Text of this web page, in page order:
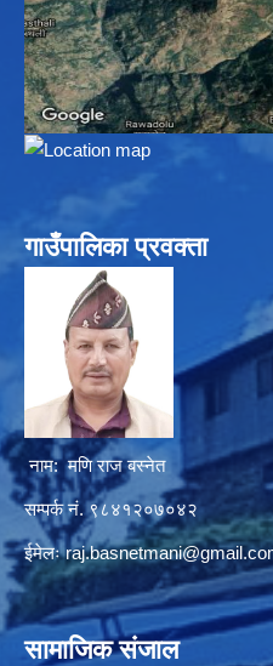
गाउँपालिका प्रवक्ता
नाम: मणि राज बस्नेत
सम्पर्क नं. ९८४१२०७०४२
ईमेलः
सामाजिक संजाल